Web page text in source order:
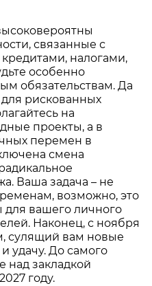
связанные с
налогами,
особенно
обязательствам. Да
рискованных
на
проекты, а в
перемен в
смена
Ваша задача – не
возможно, это
для вашего личного
Наконец, с ноября
сулящий вам новые
удачу. До самого
над закладкой
году.